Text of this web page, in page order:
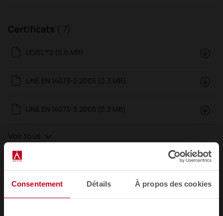
Consentement Détails À propos des cookies
Certificats ( 7)
LEVEL®2 (0.6 MB)
UNE EN 14073-2:2005 (0.3 MB)
UNE EN 14073-3:2005 (0.3 MB)
Voir tous
Solidité et durabilité